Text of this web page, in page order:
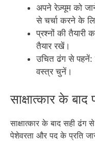
अपने रेज़्यूम को
से चर्चा करने के
प्रश्नों की तैयारी
तैयार रखें।
उचित ढंग से
वस्त्र चुनें।
साक्षात्कार के
साक्षात्कार के बाद सही ढंग
पेशेवरता और पद के प्रति